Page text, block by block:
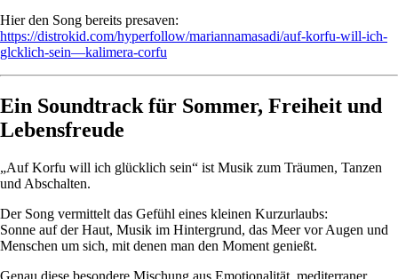
Hier den Song bereits presaven:
https://distrokid.com/hyperfollow/mariannamasadi/auf-korfu-will-ich-
glcklich-sein—kalimera-corfu
Ein Soundtrack für Sommer, Freiheit und
Lebensfreude
„Auf Korfu will ich glücklich sein“ ist Musik zum Träumen, Tanzen
und Abschalten.
Der Song vermittelt das Gefühl eines kleinen Kurzurlaubs:
Sonne auf der Haut, Musik im Hintergrund, das Meer vor Augen und
Menschen um sich, mit denen man den Moment genießt.
Genau diese besondere Mischung aus Emotionalität, mediterraner